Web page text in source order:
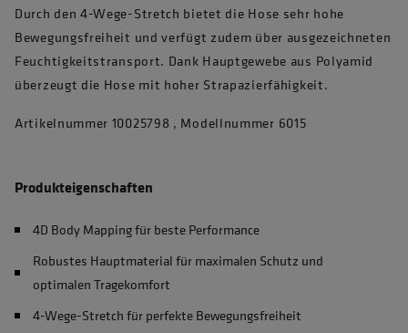
Durch den 4-Wege-Stretch bietet die Hose sehr hohe
Bewegungsfreiheit und verfügt zudem über ausgezeichneten
Feuchtigkeitstransport. Dank Hauptgewebe aus Polyamid
überzeugt die Hose mit hoher Strapazierfähigkeit.
Artikelnummer 10025798 , Modellnummer 6015
Produkteigenschaften
4D Body Mapping für beste Performance
Robustes Hauptmaterial für maximalen Schutz und
optimalen Tragekomfort
4-Wege-Stretch für perfekte Bewegungsfreiheit